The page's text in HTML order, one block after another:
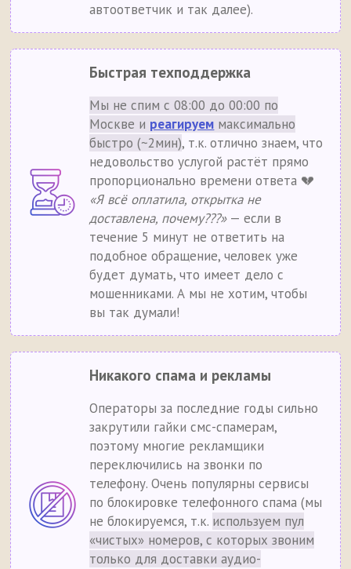
автоответчик и так далее).
Быстрая техподдержка
Мы не спим с 08:00 до 00:00 по
Москве и реагируем максимально
быстро (~2мин), т.к. отлично знаем, что
недовольство услугой растёт прямо
пропорционально времени ответа 💔
«Я всё оплатила, открытка не
доставлена, почему???»— если в
течение 5 минут не ответить на
подобное обращение, человек уже
будет думать, что имеет дело с
мошенниками. А мы не хотим, чтобы
вы так думали!
Никакого спама и рекламы
Операторы за последние годы сильно
закрутили гайки смс-спамерам,
поэтому многие рекламщики
переключились на звонки по
телефону. Очень популярны сервисы
по блокировке телефонного спама (мы
не блокируемся, т.к. используем пул
«чистых» номеров, с которых звоним
только для доставки аудио-